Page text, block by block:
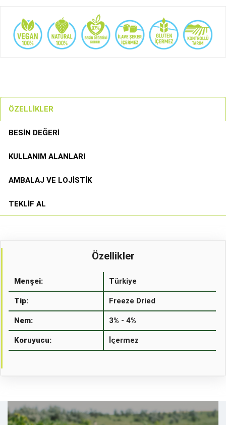
ÖZELLIKLER
BESIN DEĞERI
KULLANIM ALANLARI
AMBALAJ VE LOJISTIK
TEKLIF AL
Özellikler
Menşei: Türkiye
Tip: Freeze Dried
Nem: 3% - 4%
Koruyucu: İçermez